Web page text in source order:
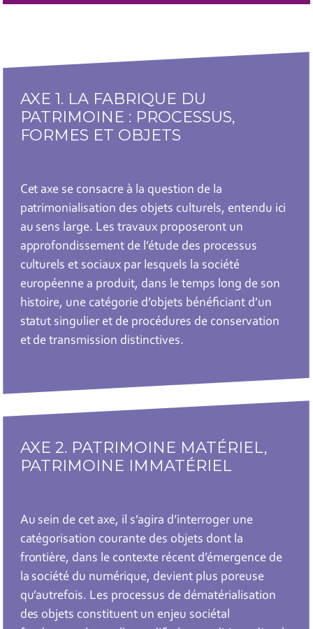
AXE 1. LA FABRIQUE DU
PATRIMOINE : PROCESSUS,
FORMES ET OBJETS
Cet axe se consacre à la question de la
patrimonialisation des objets culturels, entendu ici
au sens large. Les travaux proposeront un
approfondissement de l’étude des processus
culturels et sociaux par lesquels la société
européenne a produit, dans le temps long de son
histoire, une catégorie d’objets bénéficiant d’un
statut singulier et de procédures de conservation
et de transmission distinctives.
AXE 2. PATRIMOINE MATÉRIEL,
PATRIMOINE IMMATÉRIEL
Au sein de cet axe, il s’agira d’interroger une
catégorisation courante des objets dont la
frontière, dans le contexte récent d’émergence de
la société du numérique, devient plus poreuse
qu’autrefois. Les processus de dématérialisation
des objets constituent un enjeu sociétal